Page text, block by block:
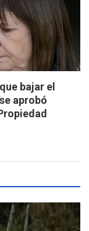
bajar el
aprobó